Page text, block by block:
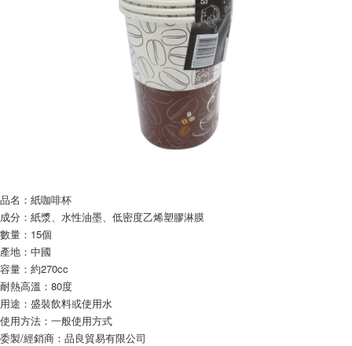
1. 初次使用 AFTEE 時，將依認證結果及本公司審查結果，核予每個人不同
「AFTEE先享後付」(下稱本服務)乃由恩沛科技股份有限公司(下稱 AFTEE )
所提供，並由 AFTEE 向您收取款項。因使用本服務所須提供之個人資料(包
含但不限於訂購人姓名、電話，收件人姓名、電話、收件地址)，將交付予
若款項超過繳費期限，將根據當次的金額加收年利率 16% 的逾期滯納金。
未成年的使用者，請事先徵得法定代理人或監護人之同意方可使用
AFTEE。
若您對於個人資料之處理、利用有任何疑問，或欲行使相關法律權利，請聯
繫恩沛科技股份有限公司。若您不同意我們將上開所示之個人資料，連同必
要之購買訂單資訊提供予 AFTEE ，或讓 AFTEE 蒐集處理利用您的個人資
料，請勿選用本服務。
每笔NT$60，满NT$599(含以上)免运费
每笔NT$120，满NT$899(含以上)免运费
品名：紙咖啡杯
成分：紙漿、水性油墨、低密度乙烯塑膠淋膜
數量：15個
產地：中國
容量：約270cc
耐熱高溫：80度
用途：盛裝飲料或使用水
使用方法：一般使用方式
委製/經銷商：品良貿易有限公司